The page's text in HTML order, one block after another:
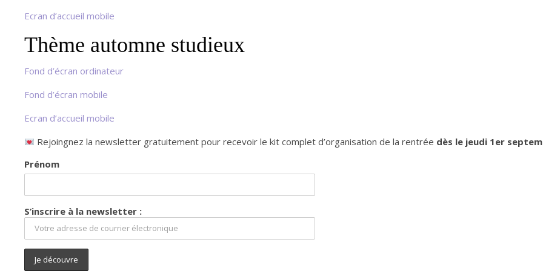
Ecran d’accueil mobile
Thème automne studieux
Fond d’écran ordinateur
Fond d’écran mobile
Ecran d’accueil mobile
Rejoingnez la newsletter gratuitement pour recevoir le kit complet d’organisation de la rentrée dès le jeudi 1er
Prénom
S’inscrire à la newsletter :